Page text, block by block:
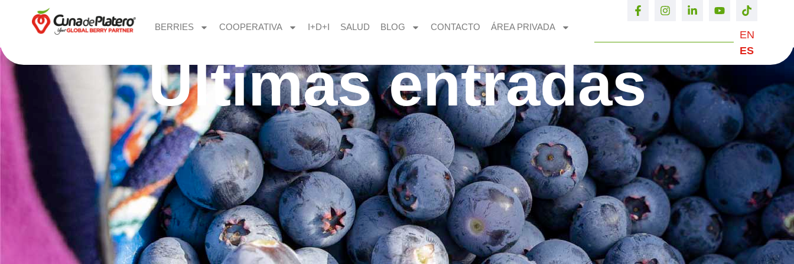
BERRIES COOPERATIVA I+D+I SALUD BLOG CONTACTO ÁREA PRIVADA
EN
ES
Últimas entradas